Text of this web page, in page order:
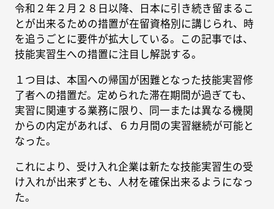
令和２年２月２８日以降、日本に引き続き留まるこ
とが出来るための措置が在留資格別に講じられ、時
を追うごとに要件が拡大している。この記事では、
技能実習生への措置に注目し解説する。
１つ目は、本国への帰国が困難となった技能実習修
了者への措置だ。定められた滞在期間が過ぎても、
実習に関連する業務に限り、同一または異なる機関
からの内定があれば、６カ月間の実習継続が可能と
なった。
これにより、受け入れ企業は新たな技能実習生の受
け入れが出来ずとも、人材を確保出来るようになっ
た。